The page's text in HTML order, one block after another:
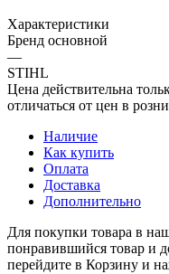
Характеристики
Бренд основной
—
STIHL
Цена действительна
отличаться от цен в
Наличие
Как купить
Оплата
Доставка
Дополнительно
Для покупки товара в
понравившийся товар и
перейдите в Корзину и